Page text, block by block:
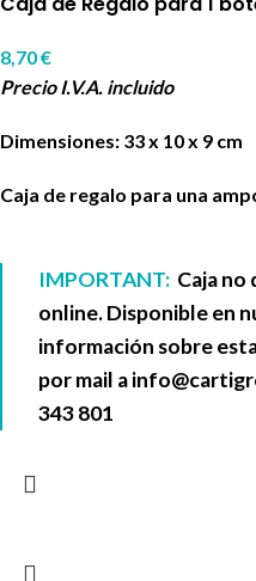
8,70€
Precio I.V.A. incluido
Dimensiones: 33 x 10 x 9 cm
Caja de regalo para una
IMPORTANT: Caja no
online. Disponible en
información sobre
por mail a
343 801